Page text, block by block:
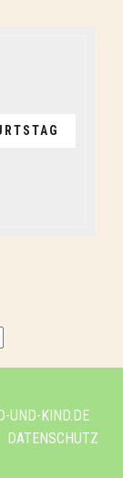
UND-KIND.DE
DATENSCHUTZ